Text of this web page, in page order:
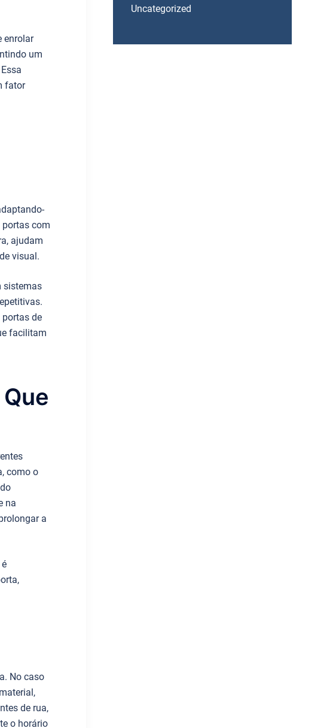
enrolar
um
fator
com
ajudam
visual.
sistemas
de
facilitam
como o
na
a
No caso
de rua,
o horário
Uncategorized